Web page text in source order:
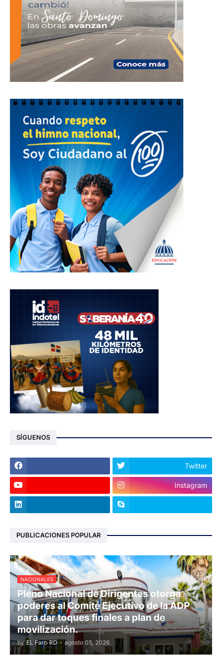
SÍGUENOS
Twitter
Instagram
PUBLICACIONES POPULAR
NACIONALES
Pleno Nacional de Dirigentes otorga
poderes al Comité Ejecutivo de la ADP
para dar toques finales a plan de
movilización.
by EL Faro RD - agosto 05, 2026